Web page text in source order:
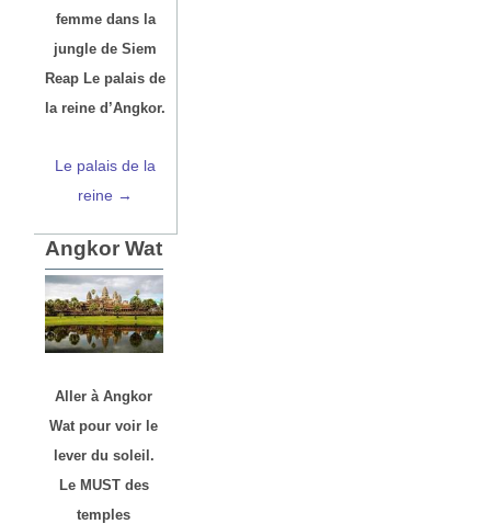
femme dans la
jungle de Siem
Reap Le palais de
la reine d’Angkor.
Le palais de la
reine →
Angkor Wat
Aller à Angkor
Wat pour voir le
lever du soleil.
Le MUST des
temples